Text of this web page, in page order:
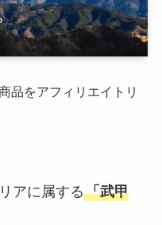
品をアフィリエイトリ
アに属する「武甲